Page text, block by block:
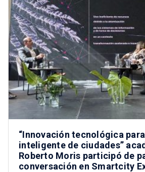
“Innovación tecnológica
inteligente de ciudades”
Roberto Moris participó de
conversación en Smartcity